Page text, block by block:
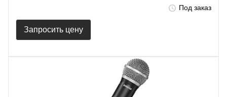
Под заказ
Запросить цену